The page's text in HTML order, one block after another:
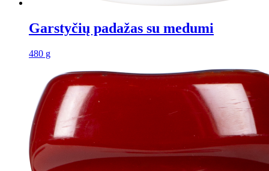
Garstyčių padažas su medumi
480 g